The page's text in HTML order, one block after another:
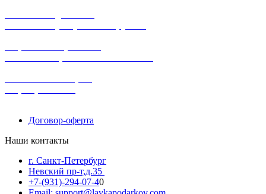
Договор-оферта
Наши контакты
г. Санкт-Петербург
Невский пр-т,д.35
+7-(931)-294-07-40